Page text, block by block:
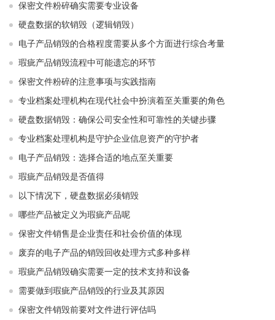
保密文件粉碎确实需要专业设备
硬盘数据的软销毁（逻辑销毁）
电子产品销毁的合格程度需要从多个方面进行综合考量
瑕疵产品销毁流程中可能遗忘的环节
保密文件粉碎的注意事项与实践指南
专业档案处理机构在现代社会中扮演着至关重要的角色
硬盘数据销毁：确保公司安全性和可靠性的关键步骤
专业档案处理机构是守护企业信息资产的守护者
电子产品销毁：选择合适的地点至关重要
瑕疵产品销毁是否值得
以下情况下，硬盘数据必须销毁
哪些产品被定义为瑕疵产品呢
保密文件销售是企业责任和社会价值的体现
废弃的电子产品的销毁回收处理方式多种多样
瑕疵产品销毁确实需要一定的技术支持和设备
需要做到瑕疵产品销毁的行业及其原因
保密文件销毁前要对文件进行评估吗